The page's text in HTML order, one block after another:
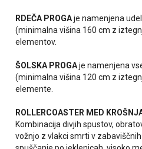
RDEČA PROGAje namenjena
(minimalna višina 160 cm z
elementov.
ŠOLSKA PROGAje namenjena
(minimalna višina 120 cm z
elemente.
ROLLERCOASTER MED
Kombinacija divjih spustov,
vožnjo z vlakci smrti v